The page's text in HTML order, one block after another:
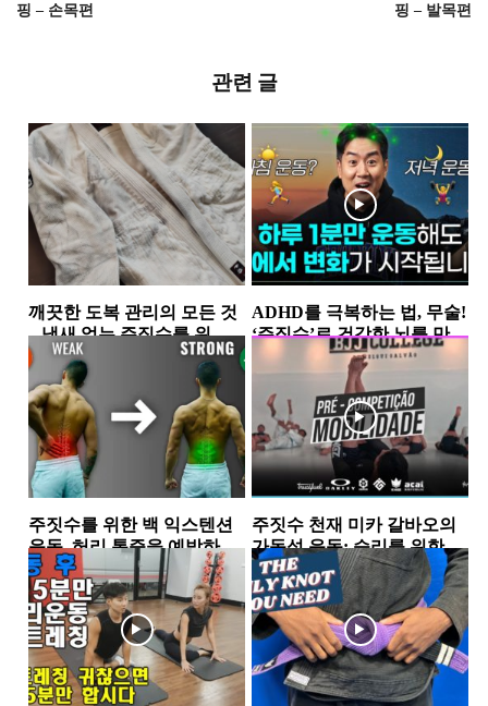
핑 – 손목편
핑 – 발목편
관련 글
깨끗한 도복 관리의 모든 것
– 냄새 없는 주짓수를 위한
세탁법
훈련장비
ADHD를 극복하는 법, 무술!
‘주짓수’로 건강한 뇌를 만들
어 보자
리커버리(회복)
주짓수를 위한 백 익스텐션
운동, 허리 통증을 예방하고
줄이는 비결
리커버리(회복)
주짓수 천재 미카 갈바오의
가동성 운동: 승리를 위한 필
수 요소
리커버리(회복)